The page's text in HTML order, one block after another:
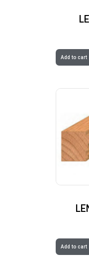
Add to cart
Add to cart